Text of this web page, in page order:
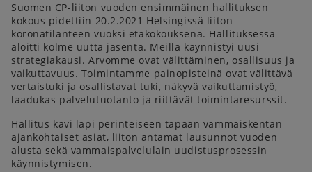
Suomen CP-liiton vuoden ensimmäinen hallituksen
kokous pidettiin 20.2.2021 Helsingissä liiton
koronatilanteen vuoksi etäkokouksena. Hallituksessa
aloitti kolme uutta jäsentä. Meillä käynnistyi uusi
strategiakausi. Arvomme ovat välittäminen, osallisuus ja
vaikuttavuus. Toimintamme painopisteinä ovat välittävä
vertaistuki ja osallistavat tuki, näkyvä vaikuttamistyö,
laadukas palvelutuotanto ja riittävät toimintaresurssit.
Hallitus kävi läpi perinteiseen tapaan vammaiskentän
ajankohtaiset asiat, liiton antamat lausunnot vuoden
alusta sekä vammaispalvelulain uudistusprosessin
käynnistymisen.